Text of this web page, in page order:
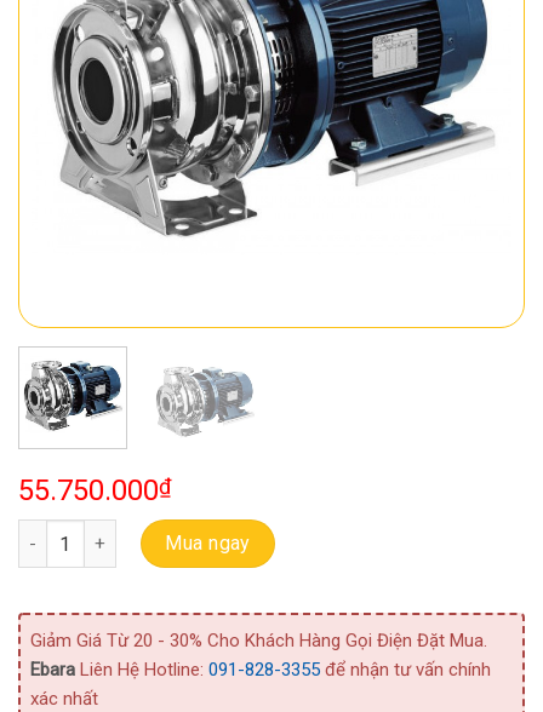
55.750.000₫
Bơm Ebara Buồng Bơm Bằng Inox Model 3M 65-160/9.2 số lượng
Mua ngay
Giảm Giá Từ 20 - 30% Cho Khách Hàng Gọi Điện Đặt Mua.
Ebara Liên Hệ Hotline: 091-828-3355 để nhận tư vấn chính
xác nhất